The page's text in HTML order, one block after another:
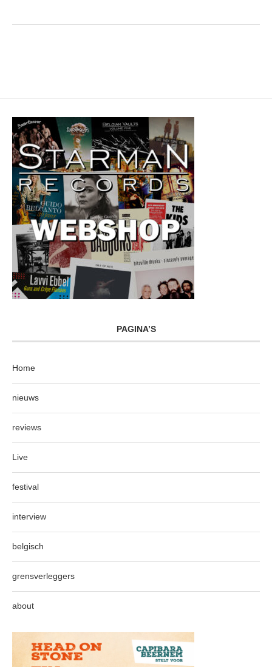
PAGINA’S
Home
nieuws
reviews
Live
festival
interview
belgisch
grensverleggers
about